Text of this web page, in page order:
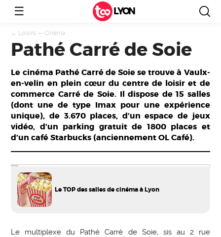
☰ LYON
← Loisirs —Cinéma
Pathé Carré de Soie
Le cinéma Pathé Carré de Soie se trouve à Vaulx-
en-velin en plein cœur du centre de loisir et de
commerce Carré de Soie. Il dispose de 15 salles
(dont une de type Imax pour une expérience
unique), de 3.670 places, d’un espace de jeux
vidéo, d’un parking gratuit de 1800 places et
d’un café Starbucks (anciennement OL Café).
Le TOP des salles de cinéma à Lyon
Le multiplexe du Pathé Carré de Soie, sis au 2 rue